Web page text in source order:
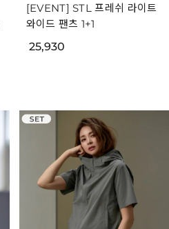
[EVENT] STL 프레쉬 라이트
와이드 팬츠 1+1
25,930